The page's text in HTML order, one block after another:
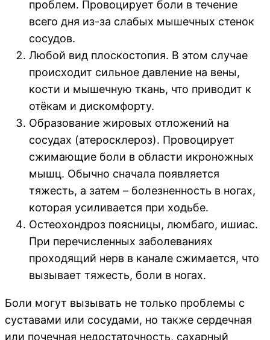
проблем. Провоцирует боли в течение
всего дня из-за слабых мышечных стенок
сосудов.
Любой вид плоскостопия. В этом случае
происходит сильное давление на вены,
кости и мышечную ткань, что приводит к
отёкам и дискомфорту.
Образование жировых отложений на
сосудах (атеросклероз). Провоцирует
сжимающие боли в области икроножных
мышц. Обычно сначала появляется
тяжесть, а затем – болезненность в ногах,
которая усиливается при ходьбе.
Остеохондроз поясницы, люмбаго, ишиас.
При перечисленных заболеваниях
проходящий нерв в канале сжимается, что
вызывает тяжесть, боли в ногах.
Боли могут вызывать не только проблемы с
суставами или сосудами, но также сердечная
или почечная недостаточность, сахарный